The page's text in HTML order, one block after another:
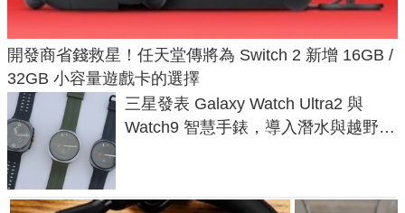
開發商省錢救星！任天堂傳將為 Switch 2 新增 16GB /
32GB 小容量遊戲卡的選擇
三星發表 Galaxy Watch Ultra2 與
Watch9 智慧手錶，導入潛水與越野跑